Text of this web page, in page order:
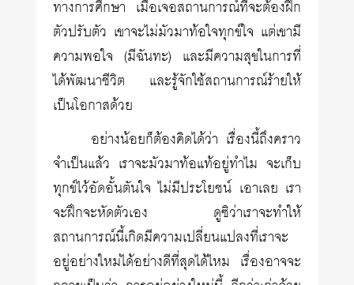
ทางการศึกษา เมื่อเจอสถานการณ์ที่จะต้องฝึก
ตัวปรับตัว เขาจะไม่มัวมาท้อใจทุกข์ใจ แต่เขามี
ความพอใจ (มีฉันทะ) และมีความสุขในการที่
ได้พัฒนาชีวิต และรู้จักใช้สถานการณ์ร้ายให้
เป็นโอกาสด้วย
อย่างน้อยก็ต้องคิดได้ว่า เรื่องนี้ถึงคราว
จำเป็นแล้ว เราจะมัวมาท้อแท้อยู่ทำไม จะเก็บ
ทุกข์ไว้อัดอั้นตันใจ ไม่มีประโยชน์ เอาเลย เรา
จะฝึกจะหัดตัวเอง ดูซิว่าเราจะทำให้
สถานการณ์นี้เกิดมีความเปลี่ยนแปลงที่เราจะ
อยู่อย่างใหม่ได้อย่างดีที่สุดได้ไหม เรื่องอาจจะ